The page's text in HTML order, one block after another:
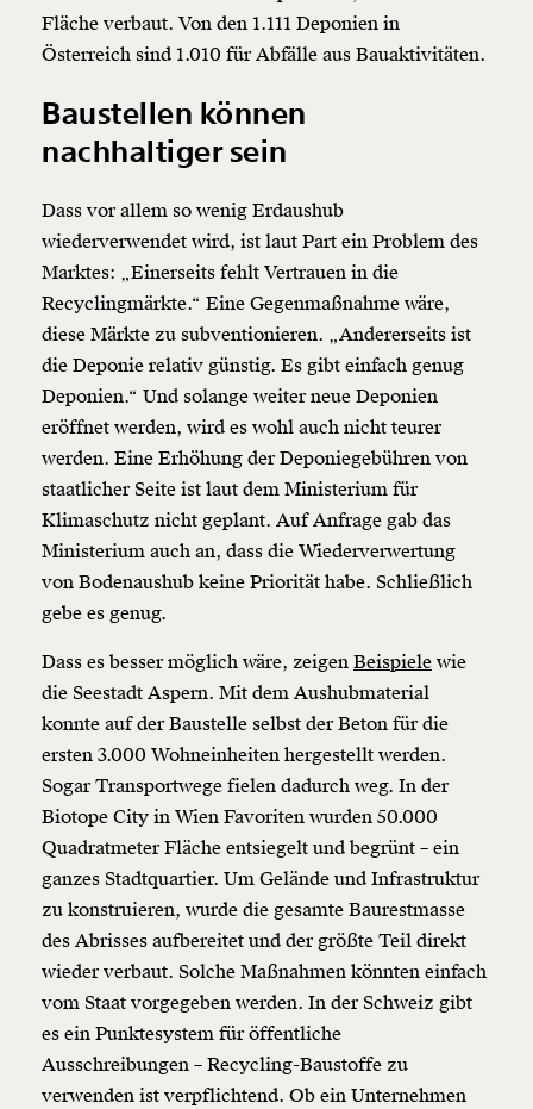
Fläche verbaut. Von den 1.111 Deponien in
Österreich sind 1.010 für Abfälle aus Bauaktivitäten.
Baustellen können
nachhaltiger sein
Dass vor allem so wenig Erdaushub
wiederverwendet wird, ist laut Part ein Problem des
Marktes: „Einerseits fehlt Vertrauen in die
Recyclingmärkte.“ Eine Gegenmaßnahme wäre,
diese Märkte zu subventionieren. „Andererseits ist
die Deponie relativ günstig. Es gibt einfach genug
Deponien.“ Und solange weiter neue Deponien
eröffnet werden, wird es wohl auch nicht teurer
werden. Eine Erhöhung der Deponiegebühren von
staatlicher Seite ist laut dem Ministerium für
Klimaschutz nicht geplant. Auf Anfrage gab das
Ministerium auch an, dass die Wiederverwertung
von Bodenaushub keine Priorität habe. Schließlich
gebe es genug.
Dass es besser möglich wäre, zeigen Beispiele wie
die Seestadt Aspern. Mit dem Aushubmaterial
konnte auf der Baustelle selbst der Beton für die
ersten 3.000 Wohneinheiten hergestellt werden.
Sogar Transportwege fielen dadurch weg. In der
Biotope City in Wien Favoriten wurden 50.000
Quadratmeter Fläche entsiegelt und begrünt – ein
ganzes Stadtquartier. Um Gelände und Infrastruktur
zu konstruieren, wurde die gesamte Baurestmasse
des Abrisses aufbereitet und der größte Teil direkt
wieder verbaut. Solche Maßnahmen könnten einfach
vom Staat vorgegeben werden. In der Schweiz gibt
es ein Punktesystem für öffentliche
Ausschreibungen – Recycling-Baustoffe zu
verwenden ist verpflichtend. Ob ein Unternehmen